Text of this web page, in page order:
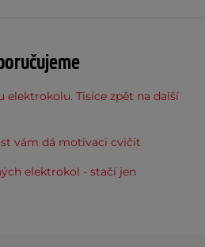
elektrokolu. Tisíce zpět na další
vám dá motivaci cvičit
elektrokol - stačí jen